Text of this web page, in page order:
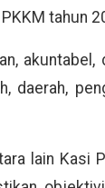
tahun
akuntabel,
daerah,
lain Kasi